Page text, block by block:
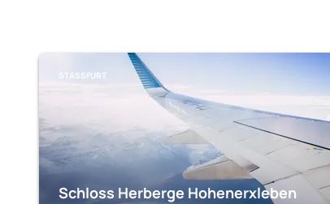
STASSFURT
Schloss Herberge Hohenerxleben